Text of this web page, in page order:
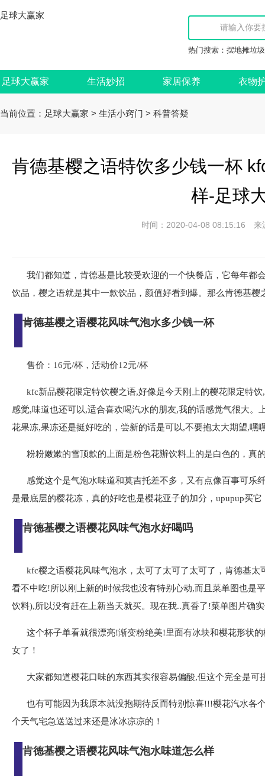
足球大赢家
热门搜索： 摆地摊垃
足球大赢家 生活妙招 家居保养 衣物
当前位置： 足球大赢家 > 生活小窍门 > 科普答疑
肯德基樱之语特饮多少钱一杯
样-足球
时间：2020-04-08 08:15:16
我们都知道，肯德基是比较受欢迎的一个快餐店，它每年都
饮品，樱之语就是其中一款饮品，颜值好看到爆。那么肯德基
肯德基樱之语樱花风味气泡水多少钱一杯
售价：16元/杯，活动价12元/杯
kfc新品樱花限定特饮樱之语,好像是今天刚上的樱花限定特
感觉,味道也还可以,适合喜欢喝汽水的朋友,我的话感觉气很大
花果冻,果冻还是挺好吃的，尝新的话是可以,不要抱太大期望,嘿
粉粉嫩嫰的雪顶款的上面是粉色花辦饮料上的是白色的，真
感觉这个是气泡水味道和莫吉托差不多，又有点像百事可乐
是最底层的樱花冻，真的好吃也是樱花亚子的加分，upupup买它
肯德基樱之语樱花风味气泡水好喝吗
kfc樱之语樱花风味气泡水，太可了太可了太可了，肯德基
看不中吃!所以刚上新的时候我也没有特别心动,而且菜单图也是
饮料),所以没有赶在上新当天就买。现在我..真香了!菜单图片确
这个杯子单看就很漂亮!渐变粉绝美!里面有冰块和樱花形状
女了！
大家都知道樱花口味的东西其实很容易偏酸,但这个完全是
也有可能因为我原本就没抱期待反而特别惊喜!!!樱花汽水各
个天气宅急送送过来还是冰冰凉凉的！
肯德基樱之语樱花风味气泡水味道怎么样